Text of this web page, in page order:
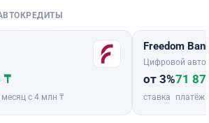
₸
с 4 млн ₸
Freedom
Цифровой
от 3%
ставка
71
платёж